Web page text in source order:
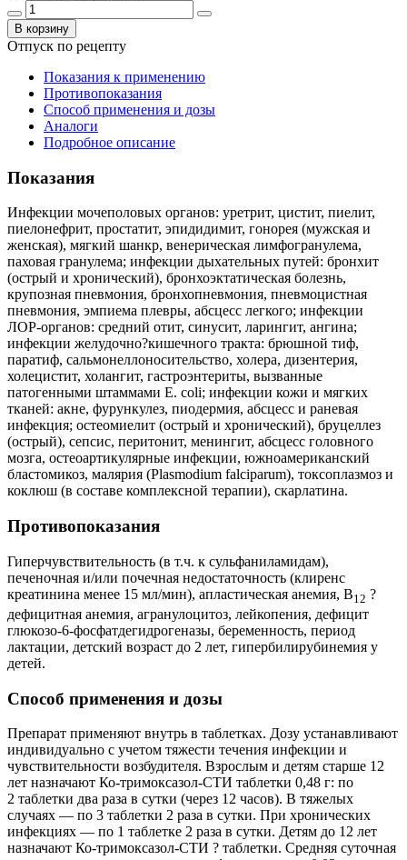
В корзину
Отпуск по рецепту
Показания к применению
Противопоказания
Способ применения и дозы
Аналоги
Подробное описание
Показания
Инфекции мочеполовых органов: уретрит, цистит, пиелит,
пиелонефрит, простатит, эпидидимит, гонорея (мужская и
женская), мягкий шанкр, венерическая лимфогранулема,
паховая гранулема; инфекции дыхательных путей: бронхит
(острый и хронический), бронхоэктатическая болезнь,
крупозная пневмония, бронхопневмония, пневмоцистная
пневмония, эмпиема плевры, абсцесс легкого; инфекции
ЛОР-органов: средний отит, синусит, ларингит, ангина;
инфекции желудочно?кишечного тракта: брюшной тиф,
паратиф, сальмонеллоносительство, холера, дизентерия,
холецистит, холангит, гастроэнтериты, вызванные
патогенными штаммами Е. coli; инфекции кожи и мягких
тканей: акне, фурункулез, пиодермия, абсцесс и раневая
инфекция; остеомиелит (острый и хронический), бруцеллез
(острый), сепсис, перитонит, менингит, абсцесс головного
мозга, остеоартикулярные инфекции, южноамериканский
бластомикоз, малярия (Plasmodium falciparum), токсоплазмоз и
коклюш (в составе комплексной терапии), скарлатина.
Противопоказания
Гиперчувствительность (в т.ч. к сульфаниламидам),
печеночная и/или почечная недостаточность (клиренс
креатинина менее 15 мл/мин), апластическая анемия, В12 ?
дефицитная анемия, агранулоцитоз, лейкопения, дефицит
глюкозо-6-фосфатдегидрогеназы, беременность, период
лактации, детский возраст до 2 лет, гипербилирубинемия у
детей.
Способ применения и дозы
Препарат применяют внутрь в таблетках. Дозу устанавливают
индивидуально с учетом тяжести течения инфекции и
чувствительности возбудителя. Взрослым и детям старше 12
лет назначают Ко-тримоксазол-СТИ таблетки 0,48 г: по
2 таблетки два раза в сутки (через 12 часов). В тяжелых
случаях — по 3 таблетки 2 раза в сутки. При хронических
инфекциях — по 1 таблетке 2 раза в сутки. Детям до 12 лет
назначают Ко-тримоксазол-СТИ ? таблетки. Средняя суточная